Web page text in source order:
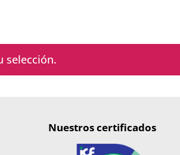
selección.
Nuestros certificados